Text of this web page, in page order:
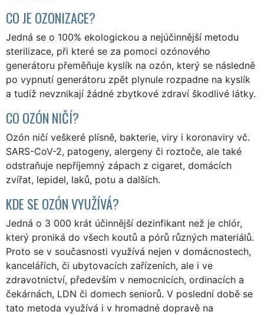
CO JE OZONIZACE?
Jedná se o 100% ekologickou a nejúčinnější metodu
sterilizace, při které se za pomoci ozónového
generátoru přeměňuje kyslík na ozón, který se následně
po vypnutí generátoru zpět plynule rozpadne na kyslík
a tudíž nevznikají žádné zbytkové zdraví škodlivé látky.
CO OZÓN NIČÍ?
Ozón ničí veškeré plísně, bakterie, viry i koronaviry vč.
SARS-CoV-2, patogeny, alergeny či roztoče, ale také
odstraňuje nepříjemný zápach z cigaret, domácích
zvířat, lepidel, laků, potu a dalších.
KDE SE OZÓN VYUŽÍVÁ?
Jedná o 3 000 krát účinnější dezinfikant než je chlór,
který proniká do všech koutů a pórů různých materiálů.
Proto se v současnosti využívá nejen v domácnostech,
kancelářích, či ubytovacích zařízeních, ale i ve
zdravotnictví, především v nemocnicích, ordinacích a
čekárnách, LDN či domech seniorů. V poslední době se
tato metoda využívá i v hromadné dopravě na